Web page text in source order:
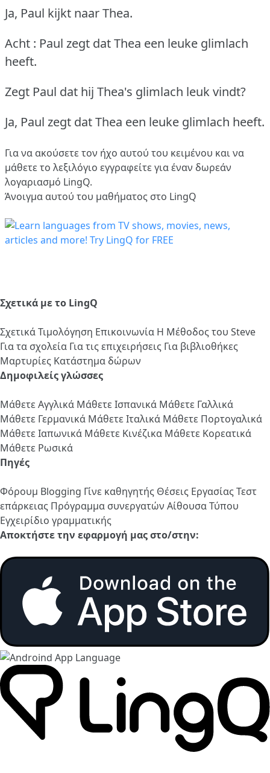
Ja, Paul kijkt naar Thea.
Acht : Paul zegt dat Thea een leuke glimlach
heeft.
Zegt Paul dat hij Thea's glimlach leuk vindt?
Ja, Paul zegt dat Thea een leuke glimlach heeft.
Για να ακούσετε τον ήχο αυτού του κειμένου και να
μάθετε το λεξιλόγιο εγγραφείτε για έναν δωρεάν
λογαριασμό LingQ.
Άνοιγμα αυτού του μαθήματος στο LingQ
Σχετικά με το LingQ
ΣχετικάΤιμολόγηση Επικοινωνία Η Μέθοδος του Steve
Για τα σχολεία Για τις επιχειρήσεις Για βιβλιοθήκες
Μαρτυρίες Κατάστημα δώρων
Δημοφιλείς γλώσσες
Μάθετε Αγγλικά Μάθετε Ισπανικά Μάθετε Γαλλικά
Μάθετε Γερμανικά Μάθετε Ιταλικά Μάθετε Πορτογαλικά
Μάθετε Ιαπωνικά Μάθετε Κινέζικα Μάθετε Κορεατικά
Μάθετε Ρωσικά
Πηγές
Φόρουμ Blogging Γίνε καθηγητής Θέσεις ΕργασίαςΤεστ
επάρκειας Πρόγραμμα συνεργατών Αίθουσα Τύπου
Εγχειρίδιο γραμματικής
Αποκτήστε την εφαρμογή μας στο/στην: